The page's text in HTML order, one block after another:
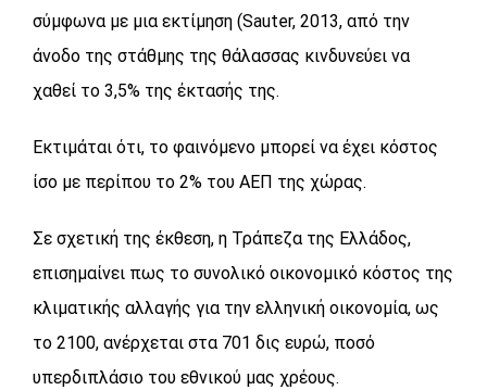
σύμφωνα με μια εκτίμηση (Sauter, 2013, από την
άνοδο της στάθμης της θάλασσας κινδυνεύει να
χαθεί το 3,5% της έκτασής της.
Εκτιμάται ότι, το φαινόμενο μπορεί να έχει κόστος
ίσο με περίπου το 2% του ΑΕΠ της χώρας.
Σε σχετική της έκθεση, η Τράπεζα της Ελλάδος,
επισημαίνει πως το συνολικό οικονομικό κόστος της
κλιματικής αλλαγής για την ελληνική οικονομία, ως
το 2100, ανέρχεται στα 701 δις ευρώ, ποσό
υπερδιπλάσιο του εθνικού μας χρέους.